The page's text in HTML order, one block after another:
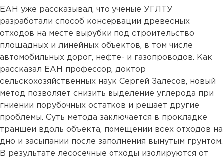
ЕАН уже рассказывал, что ученые УГЛТУ
разработали способ консервации древесных
отходов на месте вырубки под строительство
площадных и линейных объектов, в том числе
автомобильных дорог, нефте- и газопроводов. Как
рассказал ЕАН профессор, доктор
сельскохозяйственных наук Сергей Залесов, новый
метод позволяет снизить выделение углерода при
гниении порубочных остатков и решает другие
проблемы. Суть метода заключается в прокладке
траншеи вдоль объекта, помещении всех отходов на
дно и засыпании после заполнения вынутым грунтом.
В результате лесосечные отходы изолируются от